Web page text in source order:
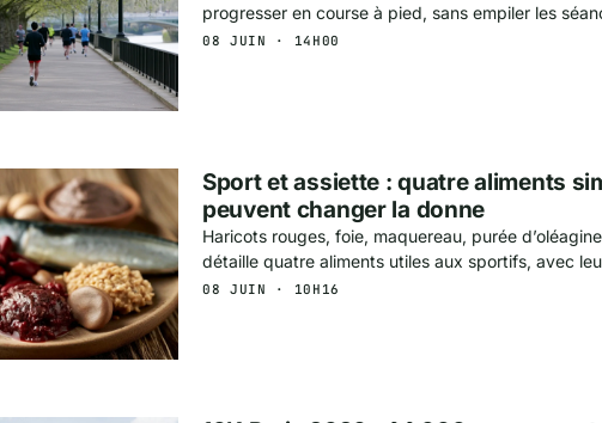
progresser en course à pied, sans empiler les
08 JUIN · 14H00
Sport et assiette : quatre aliments
peuvent changer la donne
Haricots rouges, foie, maquereau, purée
détaille quatre aliments utiles aux sportifs, avec
08 JUIN · 10H16